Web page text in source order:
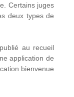
Certains juges
deux types de
au recueil
application de
bienvenue